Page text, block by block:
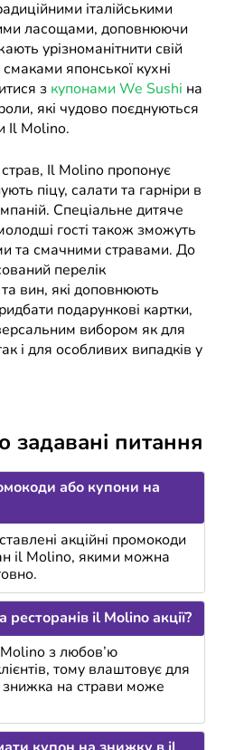
італійськими
ласощами, доповнюючи
урізноманітнити свій
японської кухні
з купонами We Sushi на
які чудово поєднуються
Il Molino.
Il Molino пропонує
піцу, салати та гарніри в
Спеціальне дитяче
гості також зможуть
та смачними стравами. До
перелік
вин, які доповнюють
подарункові картки,
вибором як для
і для особливих випадків у
задавані питання
або купони на
акційні промокоди
іl Molino, якими можна
іl Molino акції?
з любов’ю
тому влаштовує для
знижка на страви може